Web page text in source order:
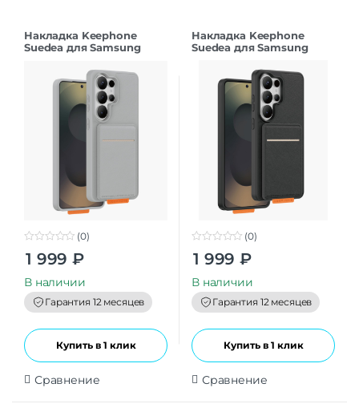
Накладка Keephone
Suedea для Samsung
t
o
f
5
(0)
1 999 ₽
В наличии
Гарантия 12 месяцев
Купить в 1 клик
Сравнение
Накладка Keephone
Suedea для Samsung
t
o
f
5
(0)
1 999 ₽
В наличии
Гарантия 12 месяцев
Купить в 1 клик
Сравнение